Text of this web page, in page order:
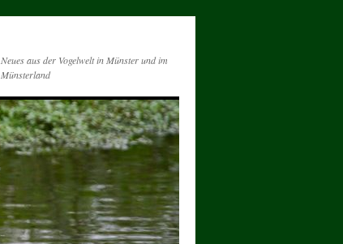
Neues aus der Vogelwelt in Münster und im
Münsterland